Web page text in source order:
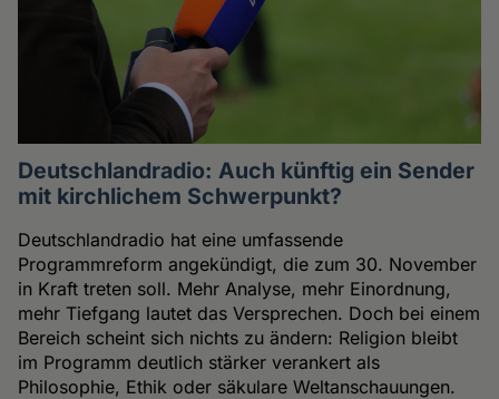
Deutschlandradio: Auch künftig ein Sender
mit kirchlichem Schwerpunkt?
Deutschlandradio hat eine umfassende
Programmreform angekündigt, die zum 30. November
in Kraft treten soll. Mehr Analyse, mehr Einordnung,
mehr Tiefgang lautet das Versprechen. Doch bei einem
Bereich scheint sich nichts zu ändern: Religion bleibt
im Programm deutlich stärker verankert als
Philosophie, Ethik oder säkulare Weltanschauungen.